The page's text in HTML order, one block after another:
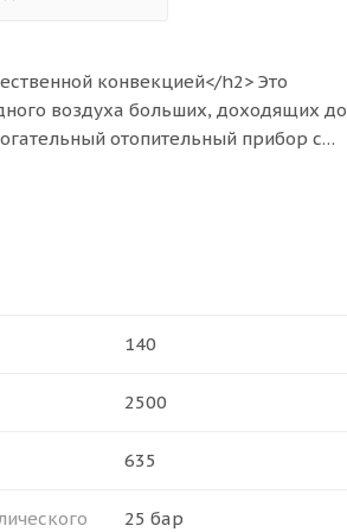
конвекцией</h2> Это
воздуха больших, доходящих до
отопительный прибор с
установлен как в однотрубную,
системах центрального отопления.
140
2500
635
25 бар